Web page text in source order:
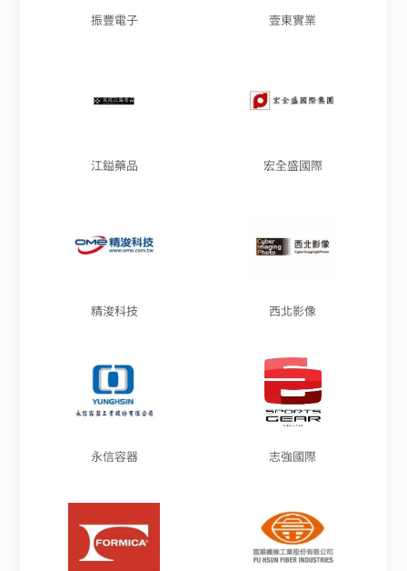
振豐電子 壹東實業
江鎰藥品 宏全盛國際
精浚科技 西北影像
永信容器 志強國際